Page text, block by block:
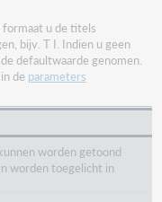
u de titels
bijv. T I. Indien u geen
defaultwaarde genomen.
de parameters
worden getoond
worden toegelicht in